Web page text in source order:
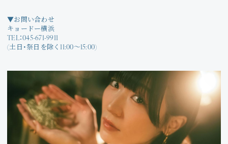
▼お問い合わせ
キョードー横浜
TEL：045-671-9911
(土日・祭日を除く11:00〜15:00)